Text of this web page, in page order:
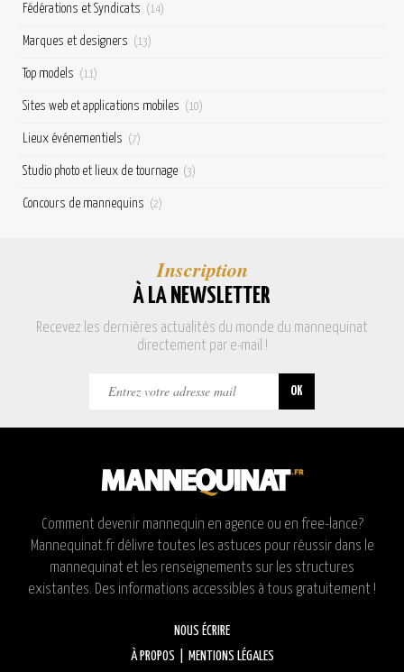
Fédérations et Syndicats (14)
Marques et designers (13)
Top models (11)
Sites web et applications mobiles (10)
Lieux événementiels (7)
Studio photo et lieux de tournage (3)
Concours de mannequins (2)
Inscription
À LA NEWSLETTER
Recevez les dernières actualités du monde du mannequinat
directement par e-mail !
Comment devenir mannequin en agence ou en free-lance?
Mannequinat.fr délivre toutes les astuces pour réussir dans le
mannequinat et les renseignements sur les structures
existantes. Des informations accessibles à tous gratuitement !
NOUS ÉCRIRE
À PROPOS
MENTIONS LÉGALES